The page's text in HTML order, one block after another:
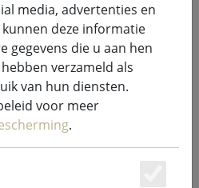
nougat
media, advertenties en
deze informatie
gegevens die u aan hen
verzameld als
van hun diensten.
voor meer
.